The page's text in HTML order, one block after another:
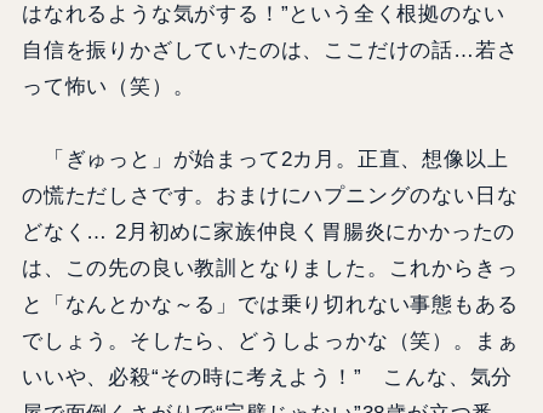
はなれるような気がする！”という全く根拠のない
自信を振りかざしていたのは、ここだけの話…若さ
って怖い（笑）。
「ぎゅっと」が始まって2カ月。正直、想像以上
の慌ただしさです。おまけにハプニングのない日な
どなく… 2月初めに家族仲良く胃腸炎にかかったの
は、この先の良い教訓となりました。これからきっ
と「なんとかな～る」では乗り切れない事態もある
でしょう。そしたら、どうしよっかな（笑）。まぁ
いいや、必殺“その時に考えよう！” こんな、気分